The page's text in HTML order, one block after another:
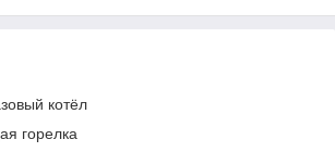
котёл
горелка